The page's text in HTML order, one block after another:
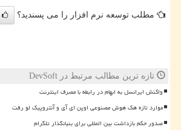
مطلب توسعه نرم افزار را می پسندید؟
تازه ترین مطالب مرتبط در DevSoft
واکنش ایرانسل به ابهام در رابطه با مصرف اینترنت
موارد تازه هک هوش مصنوعی اوپن ای آی و آنتروپیک لو رفت
صدور حکم بازداشت بین المللی برای بنیانگذار تلگرام